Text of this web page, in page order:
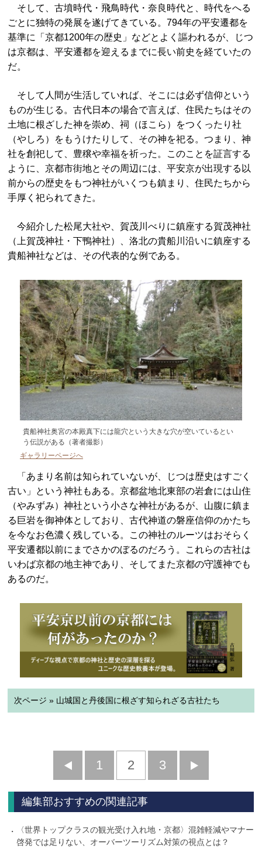
そして、古墳時代・飛鳥時代・奈良時代と、時代をへる
ごとに独特の発展を遂げてきている。794年の平安遷都を
基準に「京都1200年の歴史」などとよく謳われるが、じつ
は京都は、平安遷都を迎えるまでに長い前史を経ていたの
だ。
そして人間が生活していれば、そこには必ず信仰という
ものが生じる。古代日本の場合で言えば、住民たちはその
土地に根ざした神を崇め、祠（ほこら）をつくったり社
（やしろ）をもうけたりして、その神を祀る。つまり、神
社を創祀して、豊穣や幸福を祈った。このことを証言する
ように、京都市街地とその周辺には、平安京が出現する以
前からの歴史をもつ神社がいくつも鎮まり、住民たちから
手厚く祀られてきた。
今紹介した松尾大社や、賀茂川べりに鎮座する賀茂神社
（上賀茂神社・下鴨神社）、洛北の貴船川沿いに鎮座する
貴船神社などは、その代表的な例である。
貴船神社奥宮の本殿真下には龍穴という大きな穴が空いているとい
う伝説がある（著者撮影）
ギャラリーページへ
「あまり名前は知られていないが、じつは歴史はすごく
古い」という神社もある。京都盆地北東部の岩倉には山住
（やみずみ）神社という小さな神社があるが、山腹に鎮ま
る巨岩を御神体としており、古代神道の磐座信仰のかたち
を今なお色濃く残している。この神社のルーツはおそらく
平安遷都以前にまでさかのぼるのだろう。これらの古社は
いわば京都の地主神であり、そしてまた京都の守護神でも
あるのだ。
次ページ » 山城国と丹後国に根ざす知られざる古社たち
前
へ
1 2 3
へ
編集部おすすめの関連記事
〈世界トップクラスの観光受け入れ地・京都〉混雑軽減やマナー
啓発では足りない、オーバーツーリズム対策の視点とは？